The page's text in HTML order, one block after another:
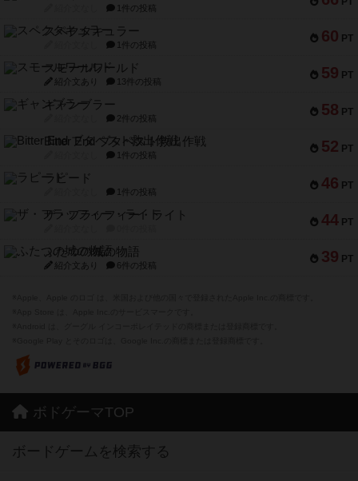
1件の投稿
60 PT
スペクタキュラー
1件の投稿
59 PT
スモールワールド
紹介文あり 13件の投稿
58 PT
ギャンブラー
2件の投稿
52 PT
Bitter End ブタペスト救出作戦
1件の投稿
46 PT
ラピード
1件の投稿
44 PT
ザ・フラッフィー・ライト
39 PT
ふたつの城の物語
紹介文あり 6件の投稿
ボドゲーマTOP
ボードゲームを検索する